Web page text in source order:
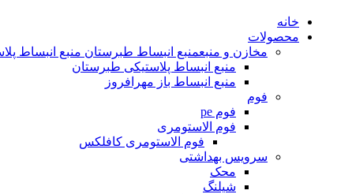
خانه
محصولات
مخازن و منبعمنبع انبساط طبرستان منبع انبساط
منبع انبساط پلاستیکی طبرستان
منبع انبساط باز مهرافروز
فوم
فوم pe
فوم الاستومری
فوم الاستومری کافلکس
سرویس بهداشتی
محک
شیلنگ